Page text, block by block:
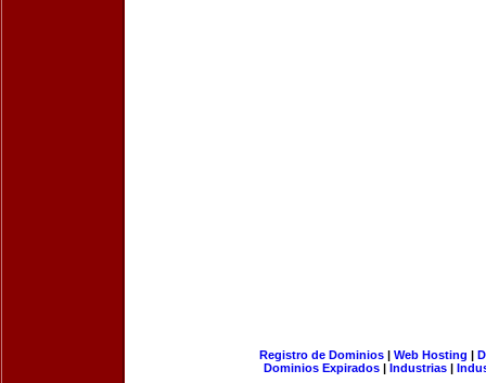
Registro de Dominios| Web Hosting |
Dominios Expirados | Industrias |